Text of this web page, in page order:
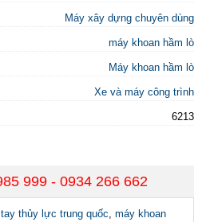
Máy xây dựng chuyên dùng
máy khoan hầm lò
Máy khoan hầm lò
Xe và máy công trình
6213
999 - 0934 266 662
thủy lực trung quốc máy khoan